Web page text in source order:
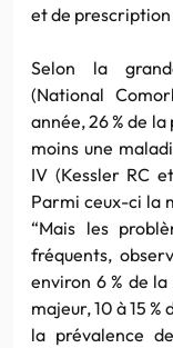
et de prescription
Selon la
(National
année, 26 % de
moins une
IV (Kessler RC et
Parmi ceux-ci la
“Mais les
fréquents,
environ 6 % de
majeur, 10 à 15
la prévalence